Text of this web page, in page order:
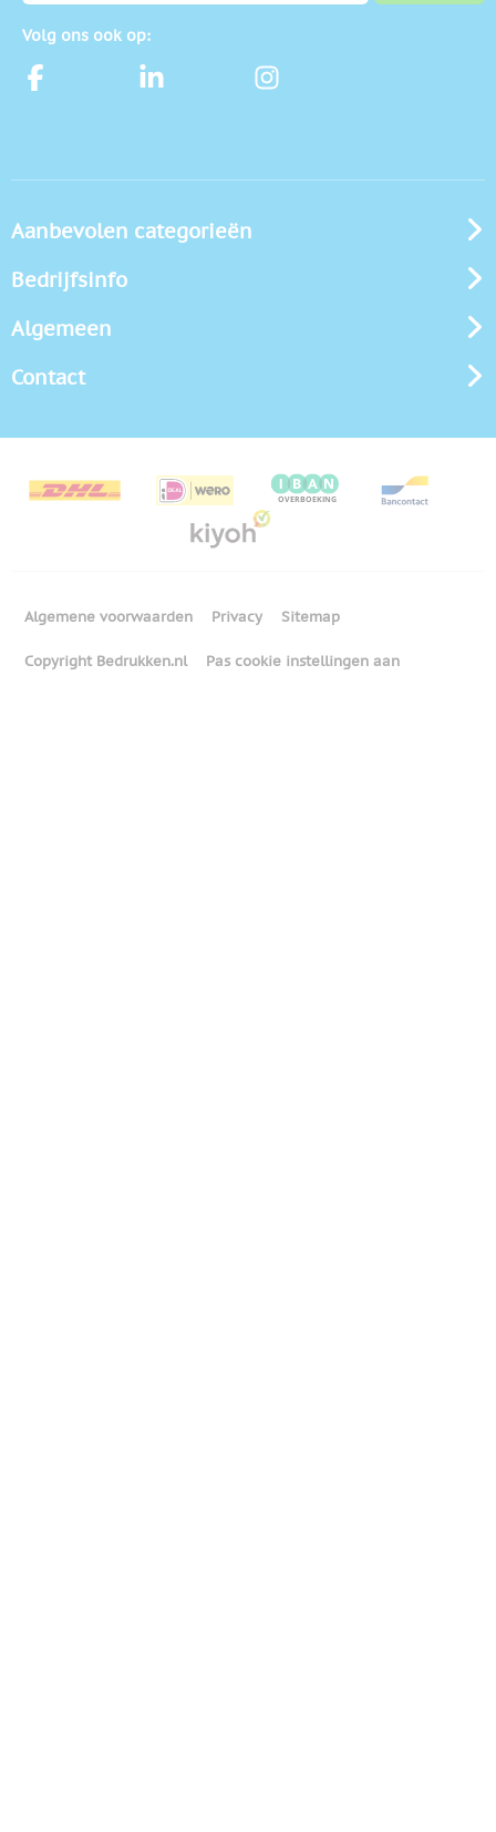
Volg ons ook op:
Aanbevolen categorieën
Bedrijfsinfo
Algemeen
Contact
Algemene voorwaarden Privacy Sitemap
Copyright Bedrukken.nl Pas cookie instellingen aan